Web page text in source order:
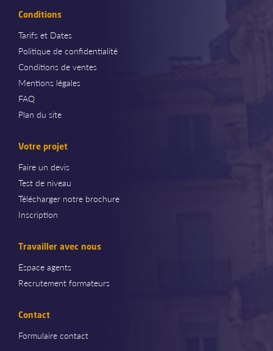
Conditions
Tarifs et Dates
Politique de confidentialité
Conditions de ventes
Mentions légales
FAQ
Plan du site
Votre projet
Faire un devis
Test de niveau
Télécharger notre brochure
Inscription
Travailler avec nous
Espace agents
Recrutement formateurs
Contact
Formulaire contact